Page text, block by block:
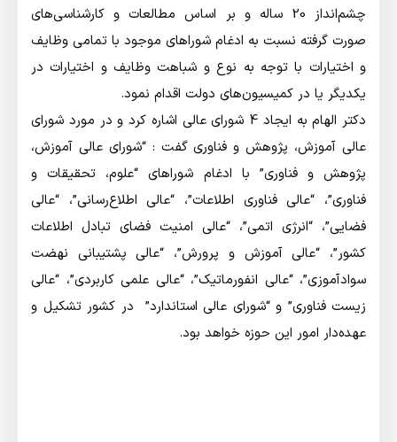
چشم‌انداز 20 ساله و بر اساس مطالعات و کارشناسی‌های
صورت گرفته نسبت به ادغام شوراهای موجود با تمامی وظایف
و اختیارات با توجه به نوع و شباهت وظایف و اختیارات در
یکدیگر یا در کمیسیون‌های دولت اقدام نمود.
دکتر الهام به ایجاد 4 شورای عالی اشاره کرد و در مورد شورای
عالی آموزش، پژوهش و فناوری گفت : “شورای عالی آموزش،
پژوهش و فناوری” با ادغام شوراهای “علوم، تحقیقات و
فناوری”، “عالی فناوری اطلاعات”، “عالی اطلاع‌رسانی”، “عالی
فضایی”، “انرژی اتمی”، “عالی امنیت فضای تبادل اطلاعات
کشور”، “عالی آموزش و پرورش”، “عالی پشتیبانی نهضت
سوادآموزی”، “عالی انفورماتیک”، “عالی علمی کاربردی”، “عالی
زیست فناوری” و “شورای عالی استاندارد” در کشور تشکیل و
عهده‌دار امور این حوزه خواهد بود.